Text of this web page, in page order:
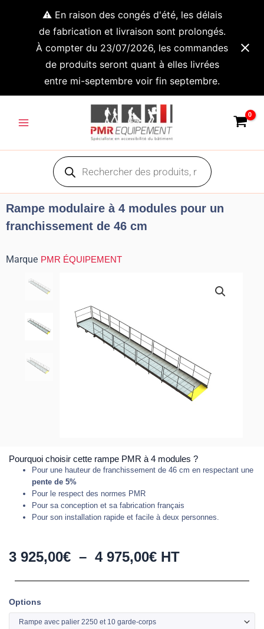
⚠️ En raison des congés d'été, les délais
de fabrication et livraison sont prolongés.
À compter du 23/07/2026, les commandes
de produits seront quant à elles livrées
entre mi-septembre voir fin septembre.
Menu
Recherche
de
produits
Rampe modulaire à 4 modules pour un
franchissement de 46 cm
Marque PMR ÉQUIPEMENT
Pourquoi choisir cette rampe PMR à 4 modules ?
Pour une hauteur de franchissement de 46 cm en respectant une
pente de 5%
Pour le respect des normes PMR
Pour sa conception et sa fabrication français
Pour son installation rapide et facile à deux personnes.
3 925,00€ – 4 975,00€Plage
3
HT
Options